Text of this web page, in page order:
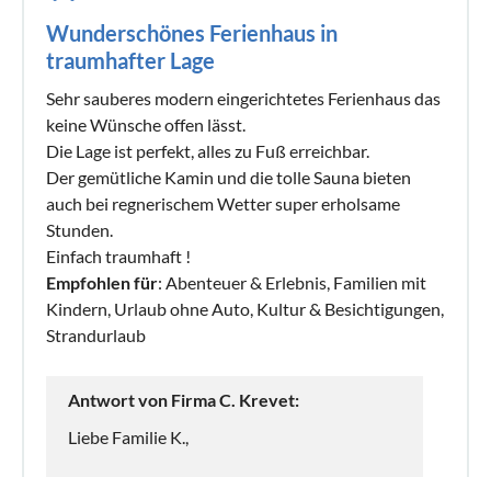
Wunderschönes Ferienhaus in
traumhafter Lage
Sehr sauberes modern eingerichtetes Ferienhaus das
keine Wünsche offen lässt.
Die Lage ist perfekt, alles zu Fuß erreichbar.
Der gemütliche Kamin und die tolle Sauna bieten
auch bei regnerischem Wetter super erholsame
Stunden.
Einfach traumhaft !
Empfohlen für: Abenteuer & Erlebnis, Familien mit
Kindern, Urlaub ohne Auto, Kultur & Besichtigungen,
Strandurlaub
Antwort von Firma C. Krevet:
Liebe Familie K.,